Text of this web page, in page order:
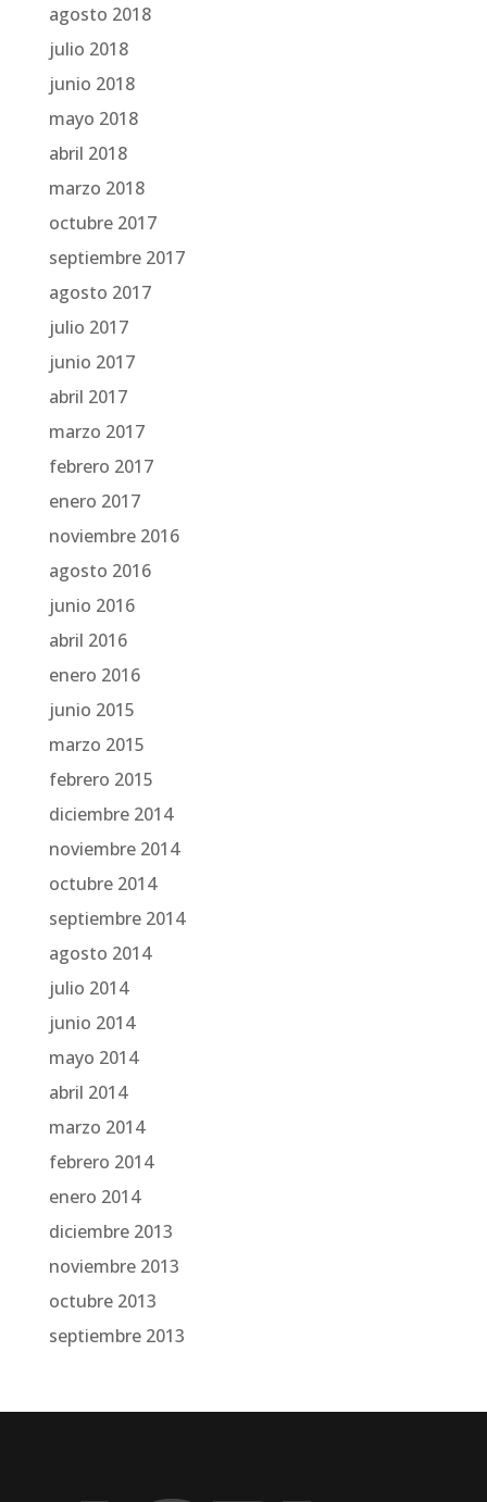
agosto 2018
julio 2018
junio 2018
mayo 2018
abril 2018
marzo 2018
octubre 2017
septiembre 2017
agosto 2017
julio 2017
junio 2017
abril 2017
marzo 2017
febrero 2017
enero 2017
noviembre 2016
agosto 2016
junio 2016
abril 2016
enero 2016
junio 2015
marzo 2015
febrero 2015
diciembre 2014
noviembre 2014
octubre 2014
septiembre 2014
agosto 2014
julio 2014
junio 2014
mayo 2014
abril 2014
marzo 2014
febrero 2014
enero 2014
diciembre 2013
noviembre 2013
octubre 2013
septiembre 2013